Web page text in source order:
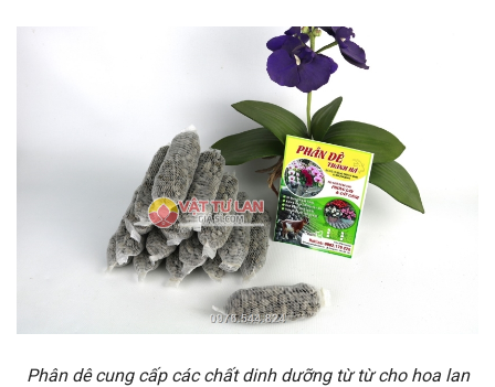
Phân dê cung cấp các chất dinh dưỡng từ từ cho hoa lan